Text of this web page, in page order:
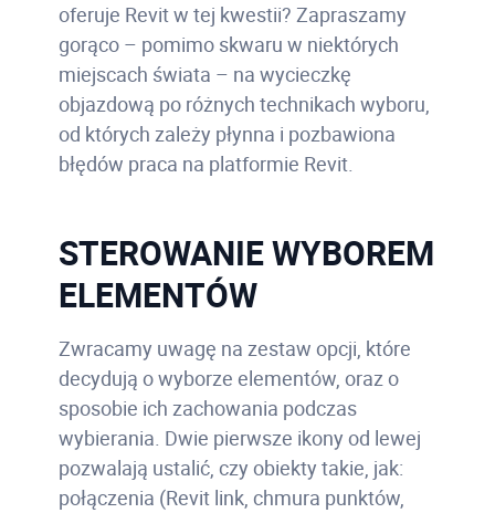
oferuje Revit w tej kwestii? Zapraszamy
gorąco – pomimo skwaru w niektórych
miejscach świata – na wycieczkę
objazdową po różnych technikach wyboru,
od których zależy płynna i pozbawiona
błędów praca na platformie Revit.
STEROWANIE WYBOREM
ELEMENTÓW
Zwracamy uwagę na zestaw opcji, które
decydują o wyborze elementów, oraz o
sposobie ich zachowania podczas
wybierania. Dwie pierwsze ikony od lewej
pozwalają ustalić, czy obiekty takie, jak:
połączenia (Revit link, chmura punktów,